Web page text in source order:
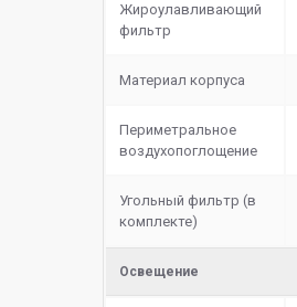
Жироулавливающий
фильтр
Материал корпуса
Периметральное
воздухопоглощение
Угольный фильтр (в
комплекте)
Освещение